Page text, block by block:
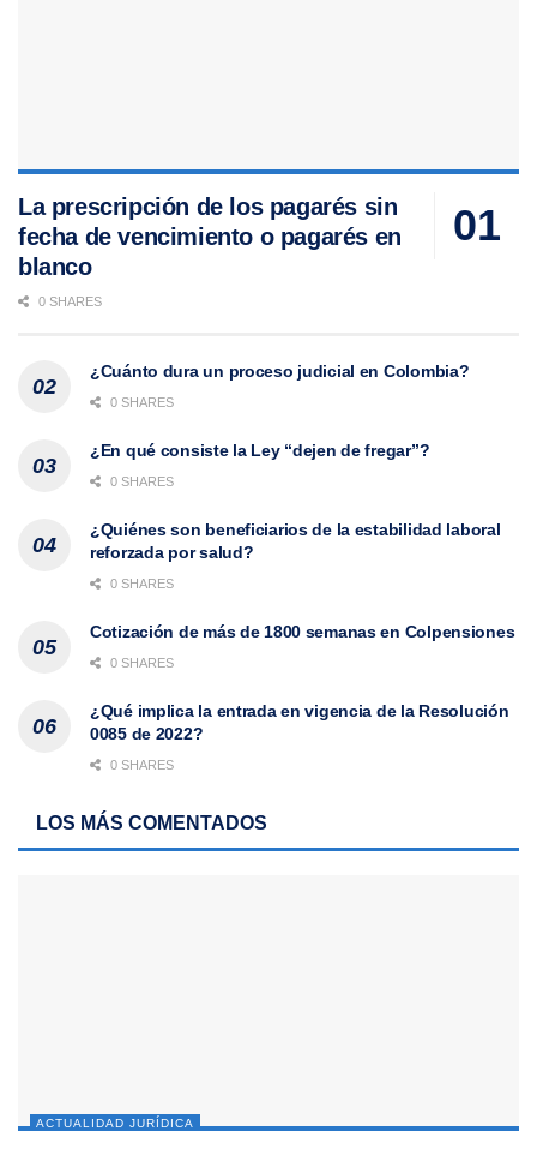
La prescripción de los pagarés sin
fecha de vencimiento o pagarés en
blanco
0 SHARES
¿Cuánto dura un proceso judicial en Colombia?
0 SHARES
¿En qué consiste la Ley “dejen de fregar”?
0 SHARES
¿Quiénes son beneficiarios de la estabilidad laboral
reforzada por salud?
0 SHARES
Cotización de más de 1800 semanas en Colpensiones
0 SHARES
¿Qué implica la entrada en vigencia de la Resolución
0085 de 2022?
0 SHARES
LOS MÁS COMENTADOS
ACTUALIDAD JURÍDICA